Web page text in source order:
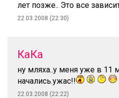
лет позже.. Это все
22.03.2008 (22:30)
КаКа
ну мляха..у меня уже в 11
начались.ужас!!
22.03.2008 (22:22)